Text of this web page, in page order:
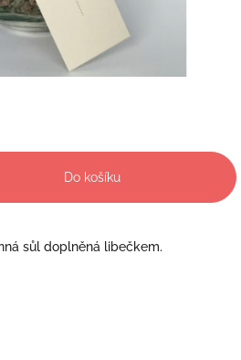
Do košíku
sůl doplněná libečkem.